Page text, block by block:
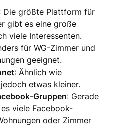
Die größte Plattform für
gibt es eine große
viele Interessenten.
für WG-Zimmer und
geeignet.
: Ähnlich wie
etwas kleiner.
Gruppen: Gerade
viele Facebook-
oder Zimmer